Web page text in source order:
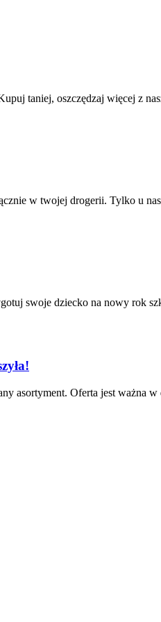
taniej, oszczędzaj więcej z
w twojej drogerii. Tylko u
swoje dziecko na nowy rok
Oferta jest ważna w